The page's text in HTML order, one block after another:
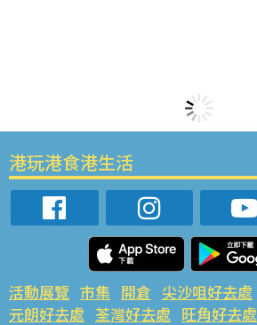
港玩港食港生活
活動展覽 市集 開倉 尖沙咀好去處
元朗好去處 荃灣好去處 旺角好去處